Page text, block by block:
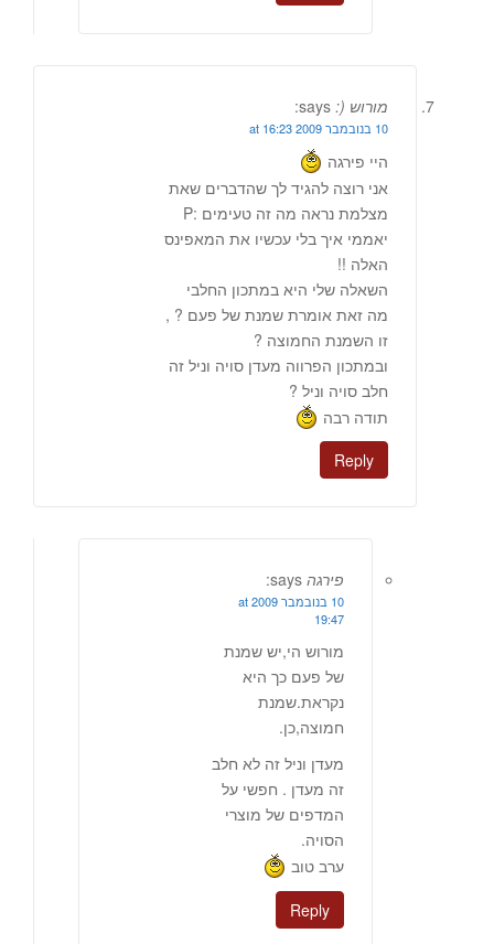
מורוש (: says:
10 בנובמבר 2009 at 16:23
היי פירגה
אני רוצה להגיד לך שהדברים שאת
מצלמת נראה מה זה טעימים :P
יאממי איך בלי עכשיו את המאפינס
האלה !!
השאלה שלי היא במתכון החלבי
מה זאת אומרת שמנת של פעם ? ,
זו השמנת החמוצה ?
ובמתכון הפרווה מעדן סויה וניל זה
חלב סויה וניל ?
תודה רבה
Reply
פירגה says:
10 בנובמבר 2009 at
19:47
מורוש הי,יש שמנת
של פעם כך היא
נקראת.שמנת
חמוצה,כן.
מעדן וניל זה לא חלב
זה מעדן . חפשי על
המדפים של מוצרי
הסויה.
ערב טוב
Reply